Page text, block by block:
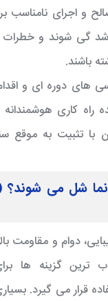
و اجرای نامناسب
گی شوند و خطرات
باشند.
های دوره ای و
کاری
با تثبیت به
شل می شوند؟
دوام و مقاومت
ترین گزینه ها
قرار می گیرد.